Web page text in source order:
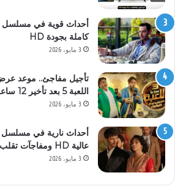
كاملة بجودة HD
3 مايو، 2026
اللعبة 5 بعد تأخير 12 ساعة
3 مايو، 2026
عالية HD ومفاجآت تقلب الموازين
3 مايو، 2026